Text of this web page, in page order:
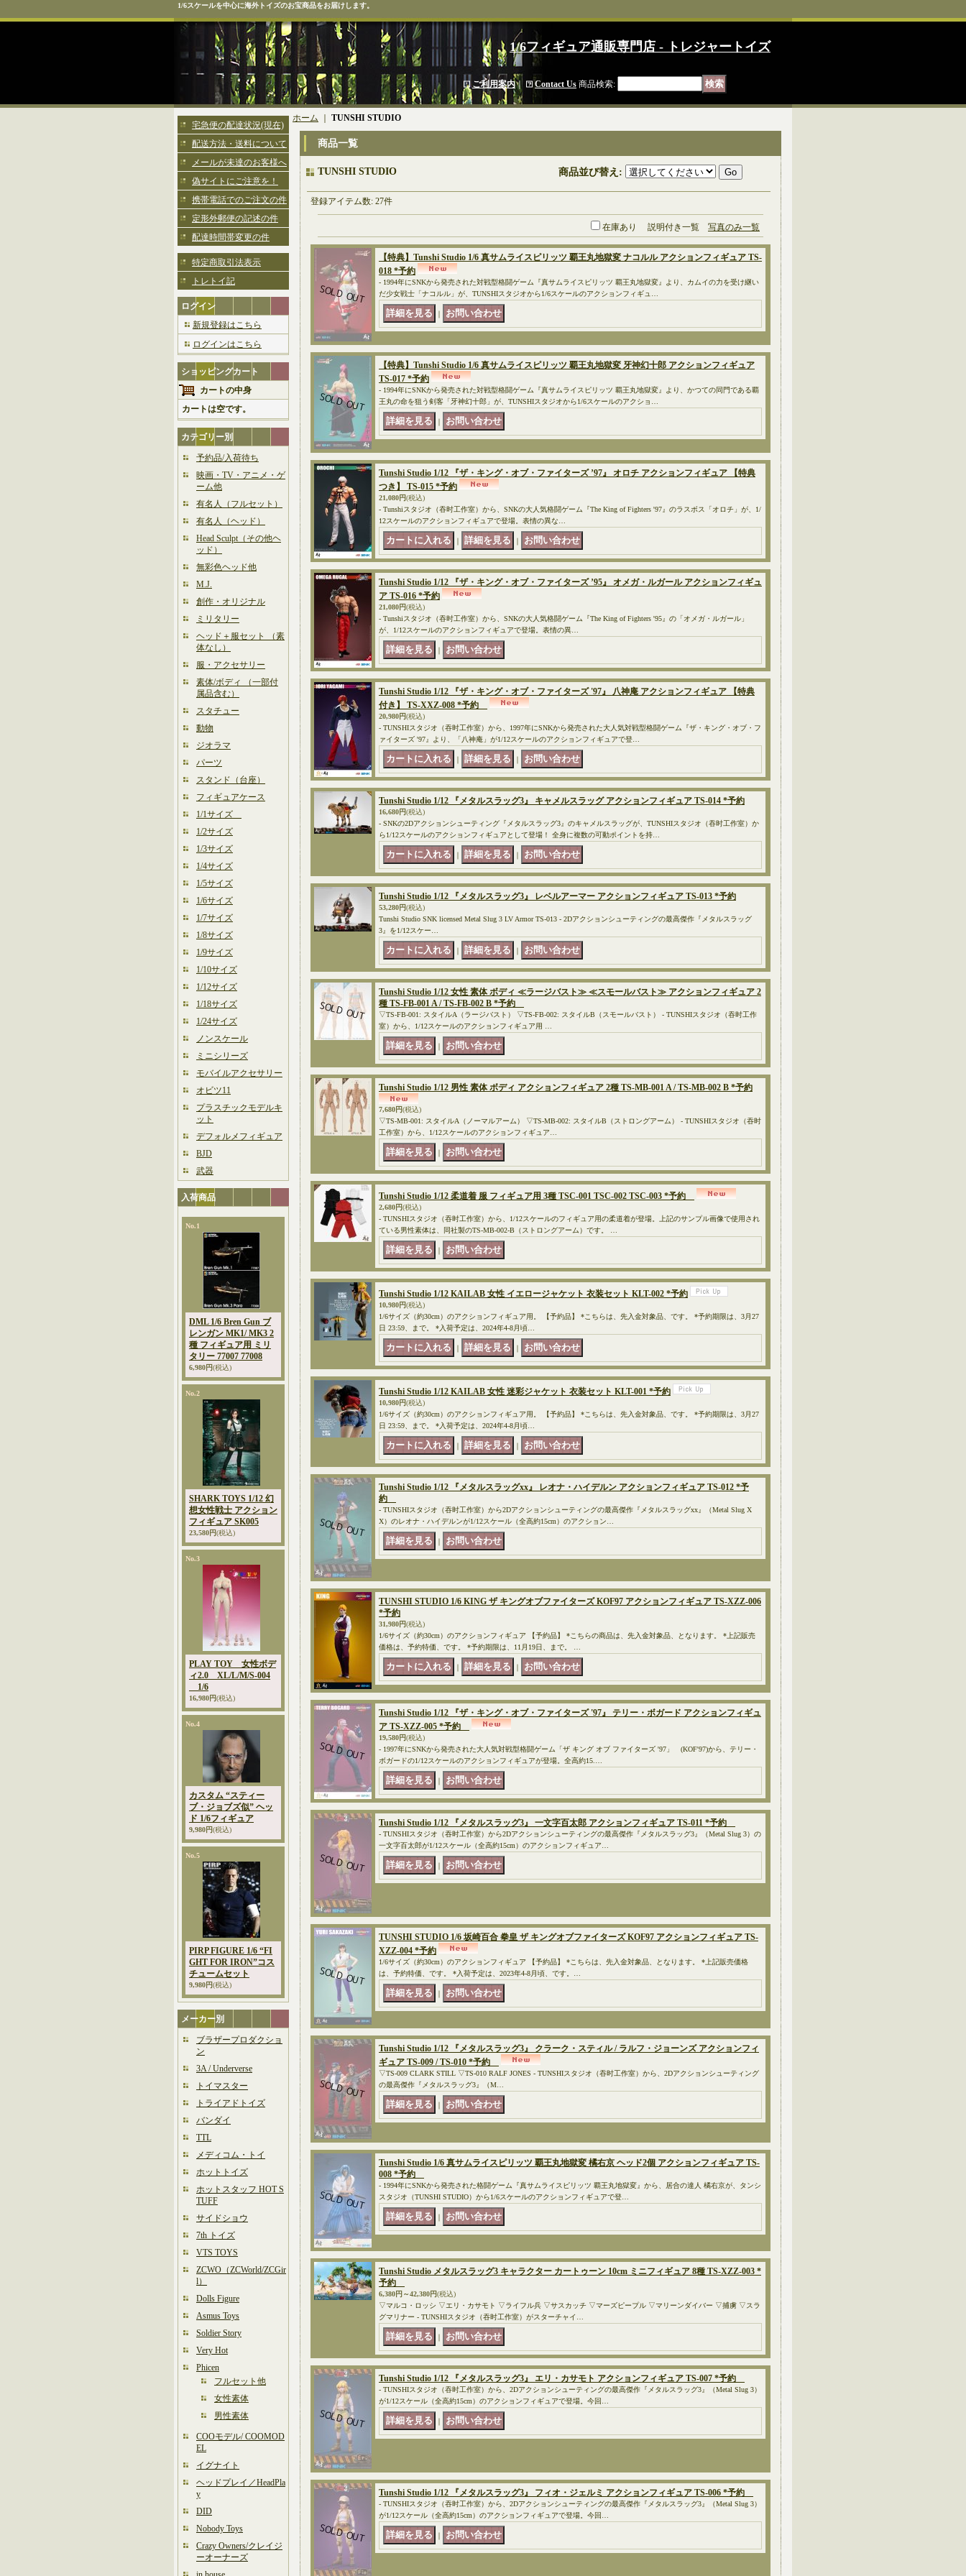
1/6スケールを中心に海外トイズのお宝商品をお届けします。
1/6フィギュア通販専門店 - トレジャートイズ
ご利用案内｜ Contact Us 商品検索:
宅急便の配達状況(現在)
配送方法・送料について
メールが未達のお客様へ
偽サイトにご注意を！
携帯電話でのご注文の件
定形外郵便の記述の件
配達時間帯変更の件
特定商取引法表示
トレトイ記
ログイン
新規登録はこちら
ログインはこちら
ショッピングカート
カートの中身
カートは空です。
カテゴリー別
予約品/入荷待ち
映画・TV・アニメ・ゲ
ーム他
有名人（フルセット）
有名人（ヘッド）
Head Sculpt（その他ヘ
ッド）
無彩色ヘッド他
M.J.
創作・オリジナル
ミリタリー
ヘッド＋服セット （素
体なし）
服・アクセサリー
素体/ボディ （一部付
属品含む）
スタチュー
動物
ジオラマ
パーツ
スタンド（台座）
フィギュアケース
1/1サイズ
1/2サイズ
1/3サイズ
1/4サイズ
1/5サイズ
1/6サイズ
1/7サイズ
1/8サイズ
1/9サイズ
1/10サイズ
1/12サイズ
1/18サイズ
1/24サイズ
ノンスケール
ミニシリーズ
モバイルアクセサリー
オビツ11
プラスチックモデルキ
ット
デフォルメフィギュア
BJD
武器
入荷商品
No.1
DML 1/6 Bren Gun ブ
レンガン MK1/ MK3 2
種 フィギュア用 ミリ
タリー 77007 77008
6,980円(税込)
No.2
SHARK TOYS 1/12 幻
想女性戦士 アクション
フィギュア SK005
23,580円(税込)
No.3
PLAY TOY 女性ボデ
ィ2.0 XL/L/M/S-004
1/6
16,980円(税込)
No.4
カスタム “スティー
ブ・ジョブズ似” ヘッ
ド 1/6フィギュア
9,980円(税込)
No.5
PIRP FIGURE 1/6 “FI
GHT FOR IRON”コス
チュームセット
9,980円(税込)
メーカー別
ブラザープロダクショ
ン
3A / Underverse
トイマスター
トライアドトイズ
バンダイ
TTL
メディコム・トイ
ホットトイズ
ホットスタッフ HOT S
TUFF
サイドショウ
7th トイズ
VTS TOYS
ZCWO（ZCWorld/ZCGir
l）
Dolls Figure
Asmus Toys
Soldier Story
Very Hot
Phicen
フルセット他
女性素体
男性素体
COOモデル/ COOMOD
EL
イグナイト
ヘッドプレイ／HeadPla
y
DID
Nobody Toys
Crazy Owners/クレイジ
ーオーナーズ
ホーム TUNSHI STUDIO
商品一覧
TUNSHI STUDIO 商品並び替え :
登録アイテム数: 27件
在庫あり 説明付き一覧 写真のみ一覧
【特典】Tunshi Studio 1/6 真サムライスピリッツ 覇王丸地獄変 ナコルル アクションフィギュア TS-
018 *予約
- 1994年にSNKから発売された対戦型格闘ゲーム『真サムライスピリッツ 覇王丸地獄変』より、カムイの力を受け継い
だ少女戦士「ナコルル」が、TUNSHIスタジオから1/6スケールのアクションフィギュ…
｜
【特典】Tunshi Studio 1/6 真サムライスピリッツ 覇王丸地獄変 牙神幻十郎 アクションフィギュア
TS-017 *予約
- 1994年にSNKから発売された対戦型格闘ゲーム『真サムライスピリッツ 覇王丸地獄変』より、かつての同門である覇
王丸の命を狙う剣客「牙神幻十郎」が、TUNSHIスタジオから1/6スケールのアクショ…
｜
Tunshi Studio 1/12 『ザ・キング・オブ・ファイターズ ’97』 オロチ アクションフィギュア 【特典
つき】 TS-015 *予約
21,080円(税込)
- Tunshiスタジオ（吞时工作室）から、SNKの大人気格闘ゲーム『The King of Fighters '97』のラスボス「オロチ」が、1/
12スケールのアクションフィギュアで登場。表情の異な…
｜ ｜
Tunshi Studio 1/12 『ザ・キング・オブ・ファイターズ ’95』 オメガ・ルガール アクションフィギュ
ア TS-016 *予約
21,080円(税込)
- Tunshiスタジオ（吞时工作室）から、SNKの大人気格闘ゲーム『The King of Fighters '95』の「オメガ・ルガール」
が、1/12スケールのアクションフィギュアで登場。表情の異…
｜
Tunshi Studio 1/12 『ザ・キング・オブ・ファイターズ '97』 八神庵 アクションフィギュア 【特典
付き】 TS-XXZ-008 *予約
20,980円(税込)
- TUNSHIスタジオ（吞时工作室）から、1997年にSNKから発売された大人気対戦型格闘ゲーム『ザ・キング・オブ・フ
ァイターズ '97』より、「八神庵」が1/12スケールのアクションフィギュアで登…
｜ ｜
Tunshi Studio 1/12 『メタルスラッグ3』 キャメルスラッグ アクションフィギュア TS-014 *予約
16,680円(税込)
- SNKの2Dアクションシューティング『メタルスラッグ3』のキャメルスラッグが、TUNSHIスタジオ（吞时工作室）か
ら1/12スケールのアクションフィギュアとして登場！ 全身に複数の可動ポイントを持…
｜ ｜
Tunshi Studio 1/12 『メタルスラッグ3』 レベルアーマー アクションフィギュア TS-013 *予約
53,280円(税込)
Tunshi Studio SNK licensed Metal Slug 3 LV Armor TS-013 - 2Dアクションシューティングの最高傑作『メタルスラッグ
3』を1/12スケー…
｜ ｜
Tunshi Studio 1/12 女性 素体 ボディ ≪ラージバスト≫ ≪スモールバスト≫ アクションフィギュア 2
種 TS-FB-001 A / TS-FB-002 B *予約
▽TS-FB-001: スタイルA（ラージバスト） ▽TS-FB-002: スタイルB（スモールバスト） - TUNSHIスタジオ（吞时工作
室）から、1/12スケールのアクションフィギュア用 …
｜
Tunshi Studio 1/12 男性 素体 ボディ アクションフィギュア 2種 TS-MB-001 A / TS-MB-002 B *予約
7,680円(税込)
▽TS-MB-001: スタイルA（ノーマルアーム） ▽TS-MB-002: スタイルB（ストロングアーム） - TUNSHIスタジオ（吞时
工作室）から、1/12スケールのアクションフィギュア…
｜
Tunshi Studio 1/12 柔道着 服 フィギュア用 3種 TSC-001 TSC-002 TSC-003 *予約
2,680円(税込)
- TUNSHIスタジオ（吞时工作室）から、1/12スケールのフィギュア用の柔道着が登場。上記のサンプル画像で使用され
ている男性素体は、同社製のTS-MB-002-B（ストロングアーム）です。 …
｜
Tunshi Studio 1/12 KAILAB 女性 イエロージャケット 衣装セット KLT-002 *予約
10,980円(税込)
1/6サイズ（約30cm）のアクションフィギュア用。 【予約品】 *こちらは、先入金対象品、です。 *予約期限は、3月27
日 23:59、まで。 *入荷予定は、2024年4-8月頃…
｜ ｜
Tunshi Studio 1/12 KAILAB 女性 迷彩ジャケット 衣装セット KLT-001 *予約
10,980円(税込)
1/6サイズ（約30cm）のアクションフィギュア用。 【予約品】 *こちらは、先入金対象品、です。 *予約期限は、3月27
日 23:59、まで。 *入荷予定は、2024年4-8月頃…
｜ ｜
Tunshi Studio 1/12 『メタルスラッグxx』 レオナ・ハイデルン アクションフィギュア TS-012 *予
約
- TUNSHIスタジオ（吞时工作室）から2Dアクションシューティングの最高傑作『メタルスラッグxx』（Metal Slug X
X）のレオナ・ハイデルンが1/12スケール（全高約15cm）のアクション…
｜
TUNSHI STUDIO 1/6 KING ザ キングオブファイターズ KOF97 アクションフィギュア TS-XZZ-006
*予約
31,980円(税込)
1/6サイズ（約30cm）のアクションフィギュア 【予約品】 *こちらの商品は、先入金対象品、となります。 *上記販売
価格は、予約特価、です。 *予約期限は、11月19日、まで。 …
｜ ｜
Tunshi Studio 1/12 『ザ・キング・オブ・ファイターズ '97』 テリー・ボガード アクションフィギュ
ア TS-XZZ-005 *予約
19,580円(税込)
- 1997年にSNKから発売された大人気対戦型格闘ゲーム「ザ キング オブ ファイターズ '97」 (KOF'97)から、テリー・
ボガードの1/12スケールのアクションフィギュアが登場。全高約15.…
｜
Tunshi Studio 1/12 『メタルスラッグ3』 一文字百太郎 アクションフィギュア TS-011 *予約
- TUNSHIスタジオ（吞时工作室）から2Dアクションシューティングの最高傑作『メタルスラッグ3』（Metal Slug 3）の
一文字百太郎が1/12スケール（全高約15cm）のアクションフィギュア…
｜
TUNSHI STUDIO 1/6 坂崎百合 拳皇 ザ キングオブファイターズ KOF97 アクションフィギュア TS-
XZZ-004 *予約
1/6サイズ（約30cm）のアクションフィギュア 【予約品】 *こちらは、先入金対象品、となります。 *上記販売価格
は、予約特価、です。 *入荷予定は、2023年4-8月頃、です。…
｜
Tunshi Studio 1/12 『メタルスラッグ3』 クラーク・スティル / ラルフ・ジョーンズ アクションフィ
ギュア TS-009 / TS-010 *予約
▽TS-009 CLARK STILL ▽TS-010 RALF JONES - TUNSHIスタジオ（吞时工作室）から、2Dアクションシューティング
の最高傑作『メタルスラッグ3』（M…
｜
Tunshi Studio 1/6 真サムライスピリッツ 覇王丸地獄変 橘右京 ヘッド2個 アクションフィギュア TS-
008 *予約
- 1994年にSNKから発売された格闘ゲーム『真サムライスピリッツ 覇王丸地獄変』から、居合の達人 橘右京が、タンシ
スタジオ（TUNSHI STUDIO）から1/6スケールのアクションフィギュアで登…
｜
Tunshi Studio メタルスラッグ3 キャラクター カートゥーン 10cm ミニフィギュア 8種 TS-XZZ-003 *
予約
6,380円～42,380円(税込)
▽マルコ・ロッシ ▽エリ・カサモト ▽ライフル兵 ▽サスカッチ ▽マーズピープル ▽マリーンダイバー ▽捕虜 ▽スラ
グマリナー - TUNSHIスタジオ（吞时工作室）がスターチャイ…
｜
Tunshi Studio 1/12 『メタルスラッグ3』 エリ・カサモト アクションフィギュア TS-007 *予約
- TUNSHIスタジオ（吞时工作室）から、2Dアクションシューティングの最高傑作『メタルスラッグ3』（Metal Slug 3）
が1/12スケール（全高約15cm）のアクションフィギュアで登場。今回…
｜
Tunshi Studio 1/12 『メタルスラッグ3』 フィオ・ジェルミ アクションフィギュア TS-006 *予約
- TUNSHIスタジオ（吞时工作室）から、2Dアクションシューティングの最高傑作『メタルスラッグ3』（Metal Slug 3）
が1/12スケール（全高約15cm）のアクションフィギュアで登場。今回…
｜